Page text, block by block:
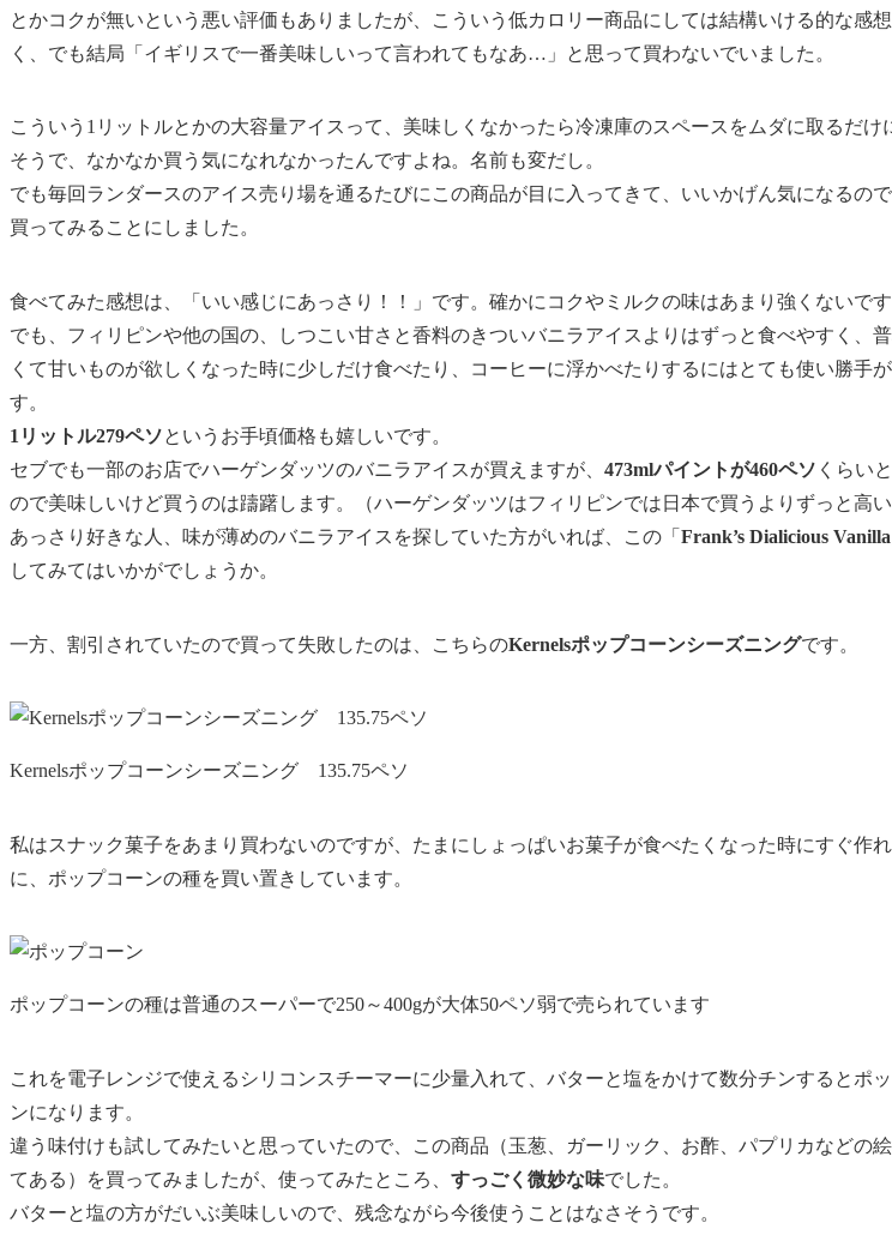
とかコクが無いという悪い評価もありましたが、こういう低カロリー商品にしては結構いける的な感
く、でも結局 「イギリスで一番美味しいって言われてもなあ…」 と思って買わないでいました。
こういう1リットルとかの大容量アイスって、美味しくなかったら冷凍庫のスペースをムダに取るだけ
そうで、なかなか買う気になれなかったんですよね。 名前も変だし 。
でも毎回ランダースのアイス売り場を通るたびにこの商品が目に入ってきて、いいかげん気になるの
買ってみることにしました。
食べてみた感想は、「いい感じにあっさり！！」です。確かにコクやミルクの味はあまり強くないです
でも、フィリピンや他の国の、しつこい甘さと香料のきついバニラアイスよりはずっと食べやすく、
くて甘いものが欲しくなった時に少しだけ食べたり、コーヒーに浮かべたりするにはとても使い勝手
す。
1リットル279ペソというお手頃価格も嬉しいです。
セブでも一部のお店でハーゲンダッツのバニラアイスが買えますが、 473mlパイントが460ペソ くらい
ので美味しいけど買うのは躊躇します。（ハーゲンダッツはフィリピンでは日本で買うよりずっと高い
あっさり好きな人、味が薄めのバニラアイスを探していた方がいれば、この「 Frank’s Dialicious Vanilla
してみてはいかがでしょうか。
一方、割引されていたので買って失敗したのは、こちらのKernelsポップコーンシーズニングです。
Kernelsポップコーンシーズニング 135.75ペソ
私はスナック菓子をあまり買わないのですが、たまにしょっぱいお菓子が食べたくなった時にすぐ作れ
に、ポップコーンの種を買い置きしています。
ポップコーンの種は普通のスーパーで250～400gが大体50ペソ弱で売られています
これを電子レンジで使えるシリコンスチーマーに少量入れて、バターと塩をかけて数分チンするとポ
ンになります。
違う味付けも試してみたいと思っていたので、この商品（玉葱、ガーリック、お酢、パプリカなどの
てある）を買ってみましたが、使ってみたところ、 すっごく微妙な味でした。
バターと塩の方がだいぶ美味しいので、残念ながら今後使うことはなさそうです。